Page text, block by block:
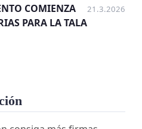
COMIENZA
PARA LA TALA
21.3.2026